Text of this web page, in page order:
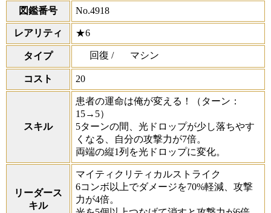
図鑑番号 No.4918
レアリティ ★6
タイプ 回復 / マシン
コスト 20
スキル
患者の運命は俺が変える！
（ターン：
15→5）
5ターンの間、光ドロップが少し落ちやす
くなる、自分の攻撃力が7倍。
両端の縦1列を光ドロップに変化。
リーダース
キル
マイティクリティカルストライク
6コンボ以上でダメージを70%軽減、攻撃
力が4倍。